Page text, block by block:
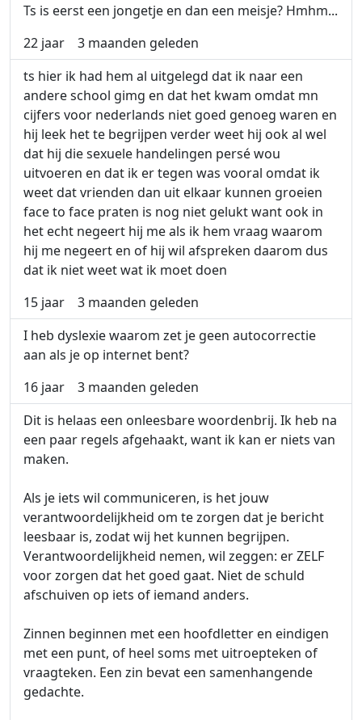
Ts is eerst een jongetje en dan een meisje? Hmhm...
22 jaar
3 maanden geleden
ts hier ik had hem al uitgelegd dat ik naar een
andere school gimg en dat het kwam omdat mn
cijfers voor nederlands niet goed genoeg waren en
hij leek het te begrijpen verder weet hij ook al wel
dat hij die sexuele handelingen persé wou
uitvoeren en dat ik er tegen was vooral omdat ik
weet dat vrienden dan uit elkaar kunnen groeien
face to face praten is nog niet gelukt want ook in
het echt negeert hij me als ik hem vraag waarom
hij me negeert en of hij wil afspreken daarom dus
dat ik niet weet wat ik moet doen
15 jaar
3 maanden geleden
I heb dyslexie waarom zet je geen autocorrectie
aan als je op internet bent?
16 jaar
3 maanden geleden
Dit is helaas een onleesbare woordenbrij. Ik heb na
een paar regels afgehaakt, want ik kan er niets van
maken.
Als je iets wil communiceren, is het jouw
verantwoordelijkheid om te zorgen dat je bericht
leesbaar is, zodat wij het kunnen begrijpen.
Verantwoordelijkheid nemen, wil zeggen: er ZELF
voor zorgen dat het goed gaat. Niet de schuld
afschuiven op iets of iemand anders.
Zinnen beginnen met een hoofdletter en eindigen
met een punt, of heel soms met uitroepteken of
vraagteken. Een zin bevat een samenhangende
gedachte.